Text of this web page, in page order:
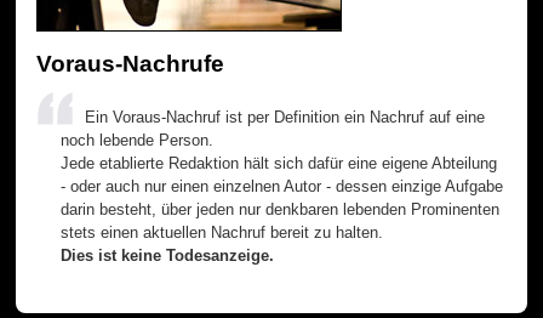
Voraus-Nachrufe
Ein Voraus-Nachruf ist per Definition ein Nachruf auf eine
noch lebende Person.
Jede etablierte Redaktion hält sich dafür eine eigene Abteilung
- oder auch nur einen einzelnen Autor - dessen einzige Aufgabe
darin besteht, über jeden nur denkbaren lebenden Prominenten
stets einen aktuellen Nachruf bereit zu halten.
Dies ist keine Todesanzeige.